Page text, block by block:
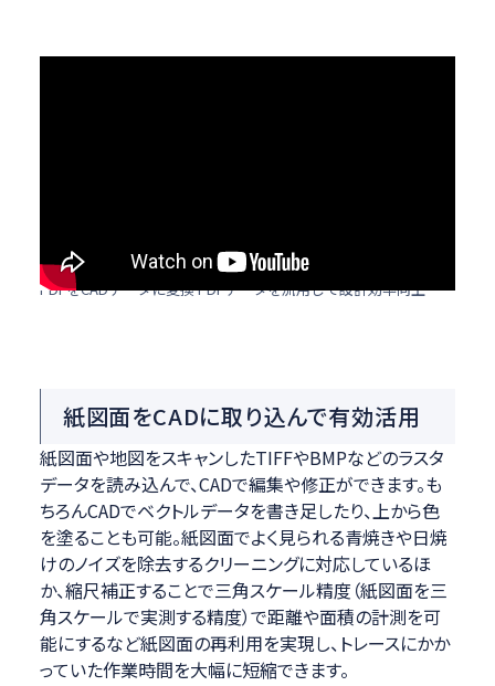
PDFをCADデータに変換 PDFデータを流用して設計効率向上
紙図面をCADに取り込んで有効活用
紙図面や地図をスキャンしたTIFFやBMPなどのラスタ
データを読み込んで、CADで編集や修正ができます。も
ちろんCADでベクトルデータを書き足したり、上から色
を塗ることも可能。紙図面でよく見られる青焼きや日焼
けのノイズを除去するクリーニングに対応しているほ
か、縮尺補正することで三角スケール精度（紙図面を三
角スケールで実測する精度）で距離や面積の計測を可
能にするなど紙図面の再利用を実現し、トレースにかか
っていた作業時間を大幅に短縮できます。